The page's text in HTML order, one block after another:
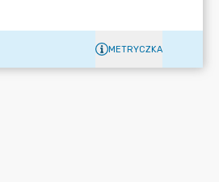
METRYCZKA